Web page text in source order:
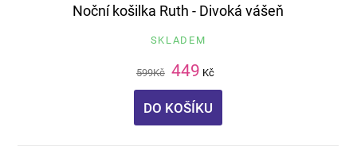
Noční košilka Ruth - Divoká vášeň
SKLADEM
599Kč 449 Kč
DO KOŠÍKU